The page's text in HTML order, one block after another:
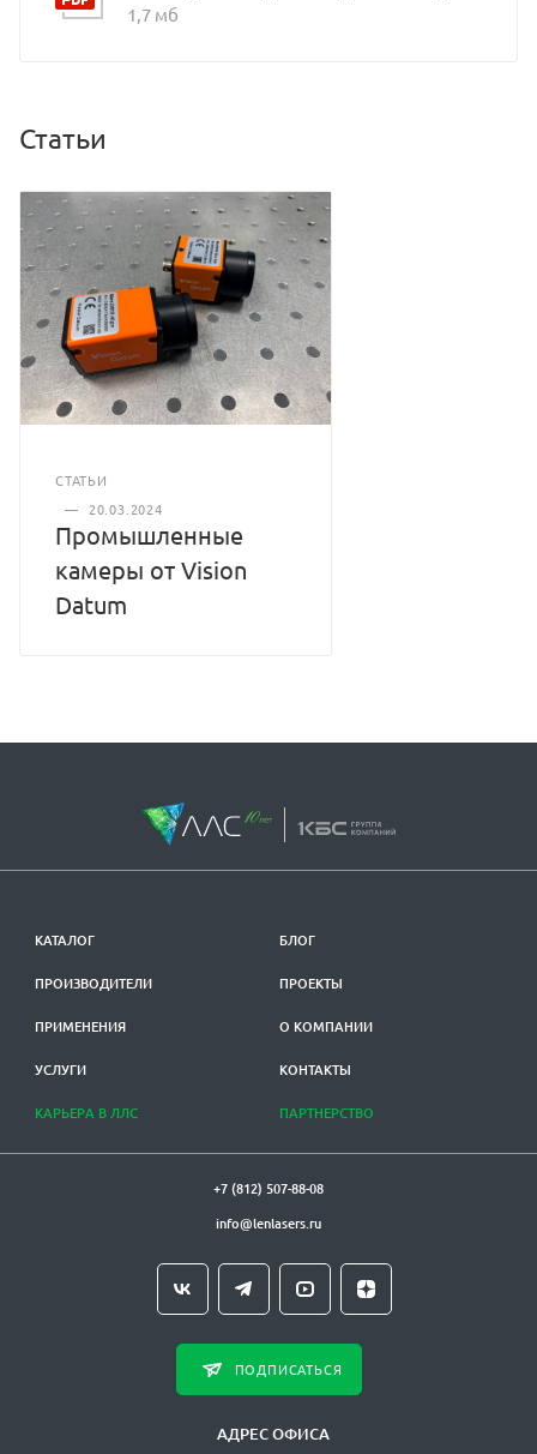
1,7 мб
Статьи
СТАТЬИ
—
20.03.2024
Промышленные
камеры от Vision
Datum
КАТАЛОГ
ПРОИЗВОДИТЕЛИ
ПРИМЕНЕНИЯ
УСЛУГИ
КАРЬЕРА В ЛЛС
БЛОГ
ПРОЕКТЫ
О КОМПАНИИ
КОНТАКТЫ
ПАРТНЕРСТВО
+7 (812) 507-88-08
info@lenlasers.ru
ПОДПИСАТЬСЯ
АДРЕС ОФИСА